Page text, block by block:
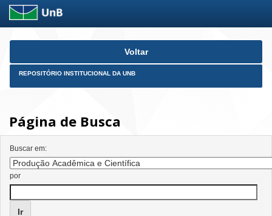
Skip
Voltar
REPOSITÓRIO INSTITUCIONAL DA UNB
Página de Busca
Buscar em:
por